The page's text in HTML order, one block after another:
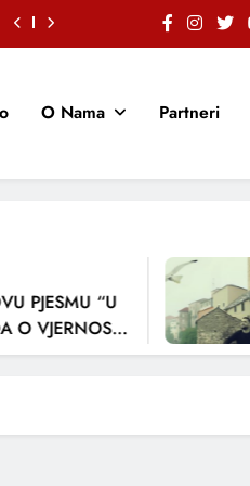
O Nama Partneri
PJESMU “U
VJERNOSTI,